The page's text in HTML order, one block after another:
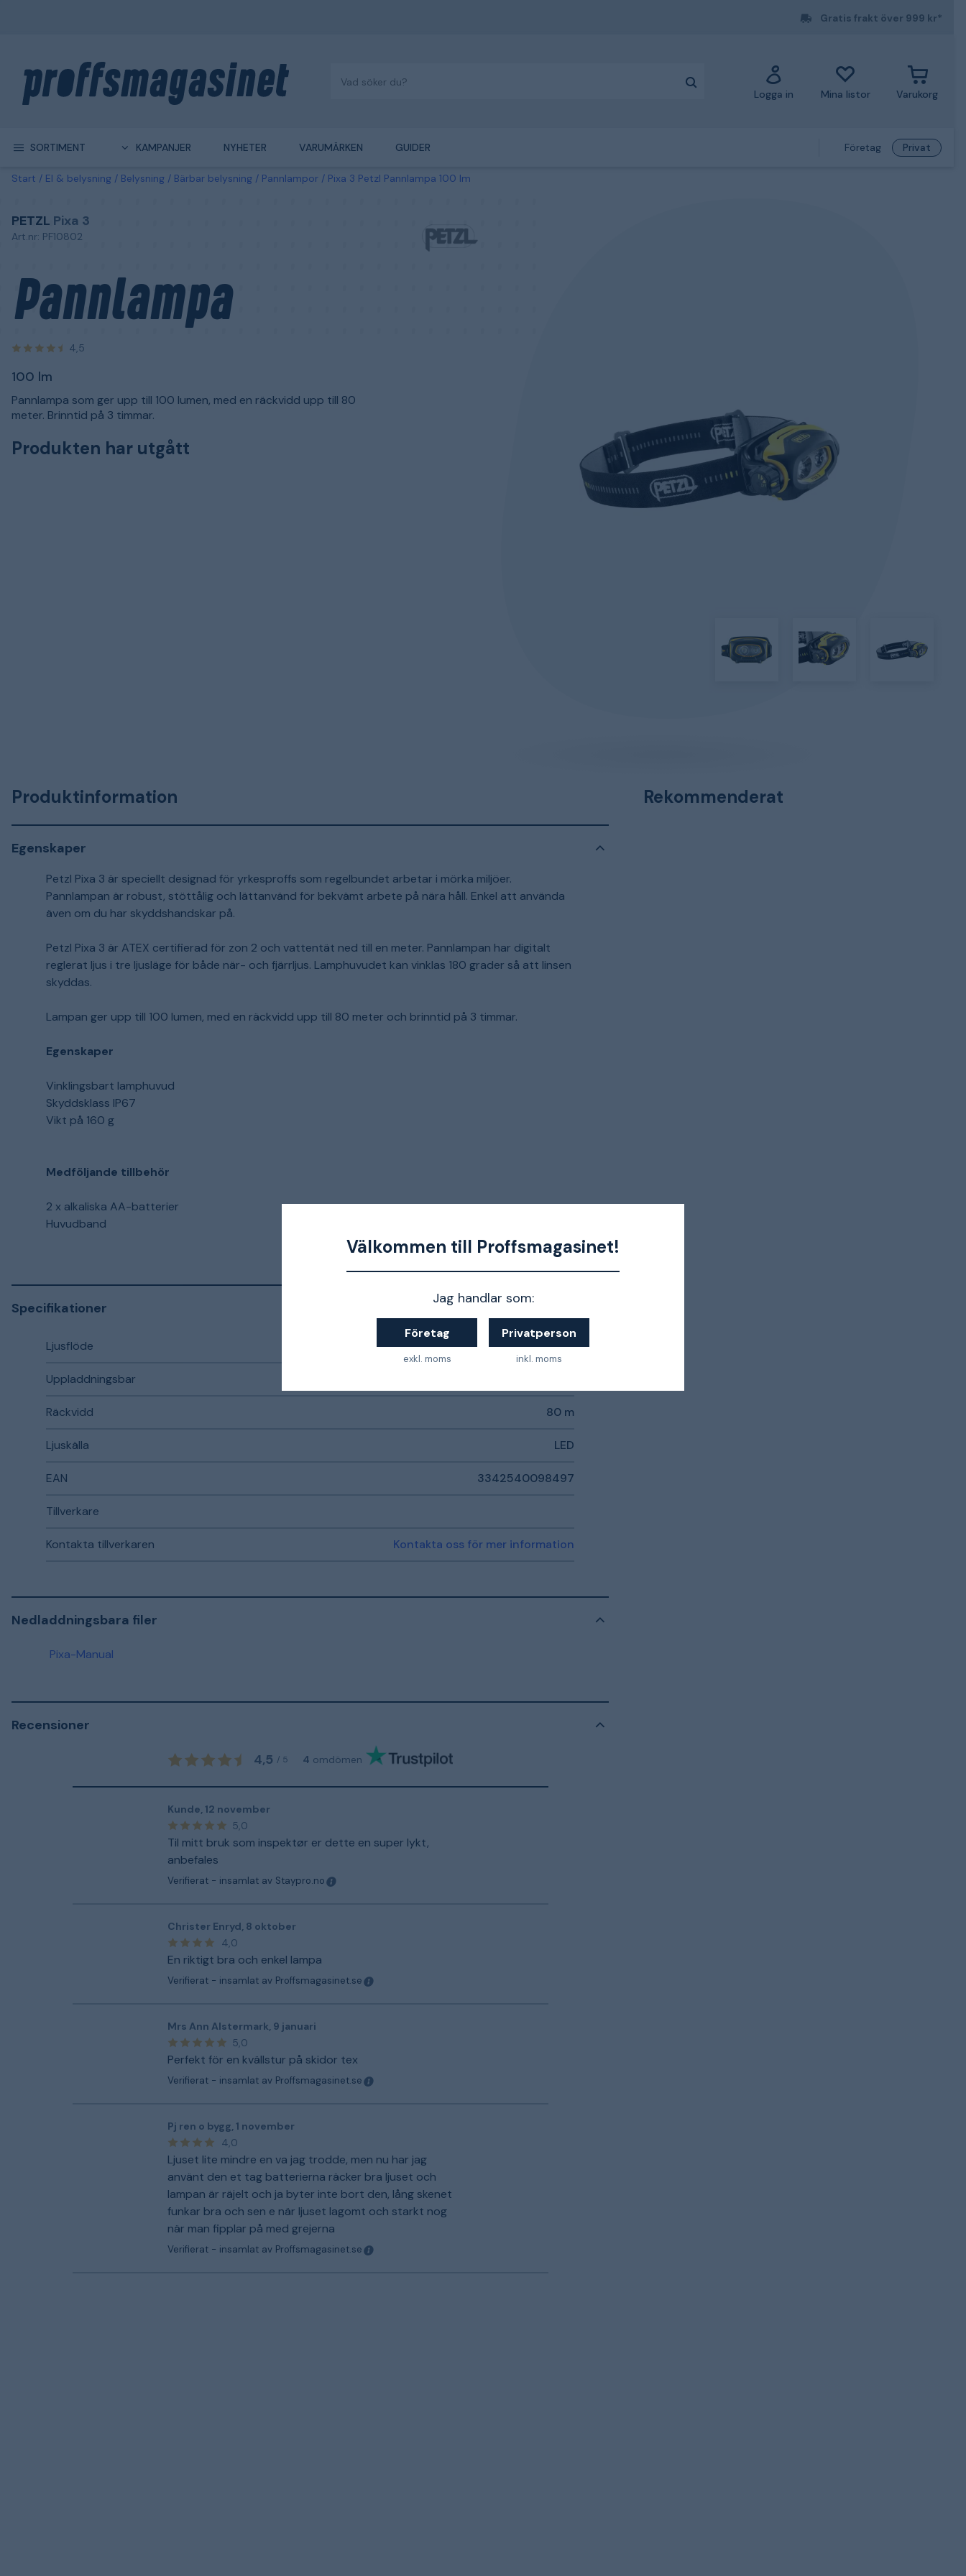
Välkommen till Proffsmagasinet!
Jag handlar som:
Företag
exkl. moms
Privatperson
inkl. moms
Gratis frakt över 999 kr*
Logga in Mina listor Varukorg
SORTIMENT KAMPANJER NYHETER VARUMÄRKEN GUIDER Företag Privat
Start El & belysning Belysning Bärbar belysning Pannlampor Pixa 3 Petzl Pannlampa 100 lm
PETZL Pixa 3
Art.nr: PF10802
Pannlampa
4,5
100 lm
Pannlampa som ger upp till 100 lumen, med en räckvidd upp till 80
meter. Brinntid på 3 timmar.
Produkten har utgått
Produktinformation
Egenskaper
Petzl Pixa 3 är speciellt designad för yrkesproffs som regelbundet arbetar i mörka miljöer.
Pannlampan är robust, stöttålig och lättanvänd för bekvämt arbete på nära håll. Enkel att använda
även om du har skyddshandskar på.
Petzl Pixa 3 är ATEX certifierad för zon 2 och vattentät ned till en meter. Pannlampan har digitalt
reglerat ljus i tre ljusläge för både när- och fjärrljus. Lamphuvudet kan vinklas 180 grader så att linsen
skyddas.
Lampan ger upp till 100 lumen, med en räckvidd upp till 80 meter och brinntid på 3 timmar.
Egenskaper
Vinklingsbart lamphuvud
Skyddsklass IP67
Vikt på 160 g
Medföljande tillbehör
2 x alkaliska AA-batterier
Huvudband
Specifikationer
Ljusflöde 100 lm
Uppladdningsbar
Räckvidd 80 m
Ljuskälla LED
EAN 3342540098497
Tillverkare
Kontakta tillverkaren Kontakta oss för mer information
Nedladdningsbara filer
Pixa-Manual
Recensioner
4,5 / 5 4 omdömen
Kunde, 12 november
5,0
Til mitt bruk som inspektør er dette en super lykt,
anbefales
Verifierat - insamlat av Staypro.no
Christer Enryd, 8 oktober
4,0
En riktigt bra och enkel lampa
Verifierat - insamlat av Proffsmagasinet.se
Mrs Ann Alstermark, 9 januari
5,0
Perfekt för en kvällstur på skidor tex
Verifierat - insamlat av Proffsmagasinet.se
Pj ren o bygg, 1 november
4,0
Ljuset lite mindre en va jag trodde, men nu har jag
använt den et tag batterierna räcker bra ljuset och
lampan är räjelt och ja byter inte bort den, lång skenet
funkar bra och sen e när ljuset lagomt och starkt nog
när man fipplar på med grejerna
Verifierat - insamlat av Proffsmagasinet.se
Rekommenderat